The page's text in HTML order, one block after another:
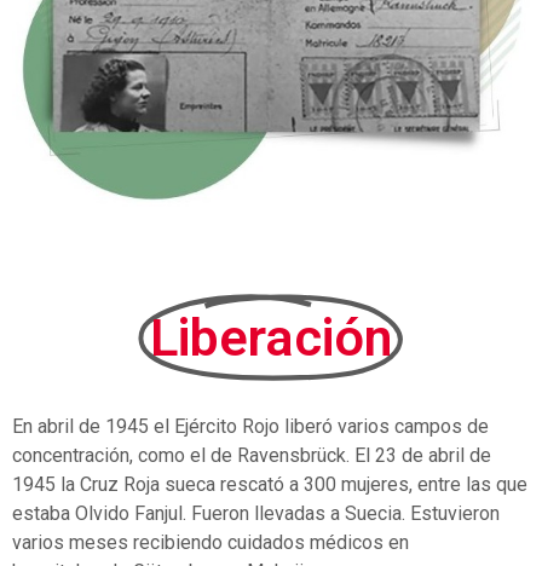
Liberación
En abril de 1945 el Ejército Rojo liberó varios campos de
concentración, como el de Ravensbrück. El 23 de abril de
1945 la Cruz Roja sueca rescató a 300 mujeres, entre las que
estaba Olvido Fanjul. Fueron llevadas a Suecia. Estuvieron
varios meses recibiendo cuidados médicos en